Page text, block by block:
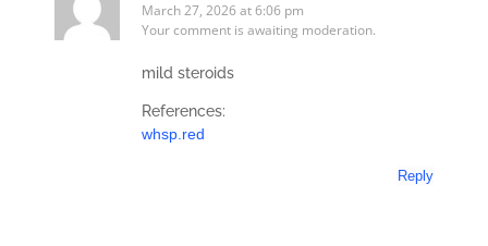
March 27, 2026 at 6:06 pm
Your comment is awaiting moderation.
mild steroids
References:
whsp.red
Reply